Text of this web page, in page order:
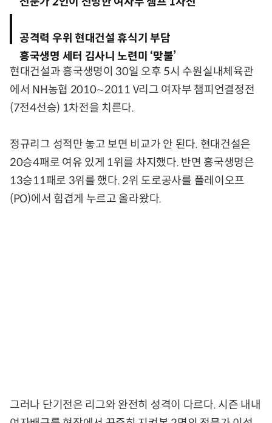
공격력 우위 현대건설 휴식기 부담
흥국생명 세터 김사니 노련미 ‘맞불’
현대건설과 흥국생명이 30일 오후 5시 수원실내체육관
에서 NH농협 2010∼2011 V리그 여자부 챔피언결정전
(7전4선승) 1차전을 치른다.
정규리그 성적만 놓고 보면 비교가 안 된다. 현대건설은
20승4패로 여유 있게 1위를 차지했다. 반면 흥국생명은
13승11패로 3위를 했다. 2위 도로공사를 플레이오프
(PO)에서 힘겹게 누르고 올라왔다.
그러나 단기전은 리그와 완전히 성격이 다르다. 시즌 내내